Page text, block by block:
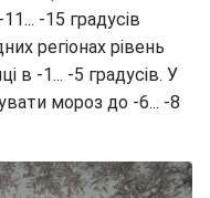
-15 градусів
регіонах рівень
в -1... -5 градусів. У
мороз до -6... -8